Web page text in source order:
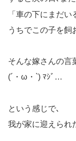
「車の下にまだい
うちでこの子を飼
そんな嫁さんの言
(´・ω・`) ﾏｼﾞ…
という感じで､
我が家に迎えられ